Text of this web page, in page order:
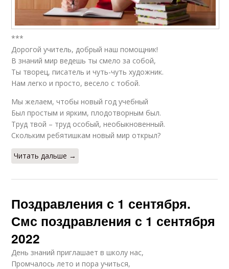
***
Дорогой учитель, добрый наш помощник!
В знаний мир ведешь ты смело за собой,
Ты творец, писатель и чуть-чуть художник.
Нам легко и просто, весело с тобой.
Мы желаем, чтобы новый год учебный
Был простым и ярким, плодотворным был.
Труд твой – труд особый, необыкновенный.
Скольким ребятишкам новый мир открыл?
Читать дальше →
Поздравления с 1 сентября.
Смс поздравления с 1 сентября
2022
День знаний приглашает в школу нас,
Промчалось лето и пора учиться,